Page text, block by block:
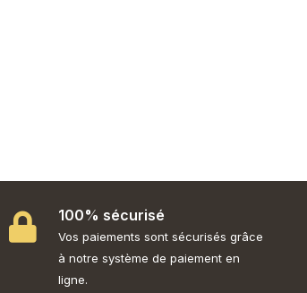
100% sécurisé
Vos paiements sont sécurisés grâce
à notre système de paiement en
ligne.